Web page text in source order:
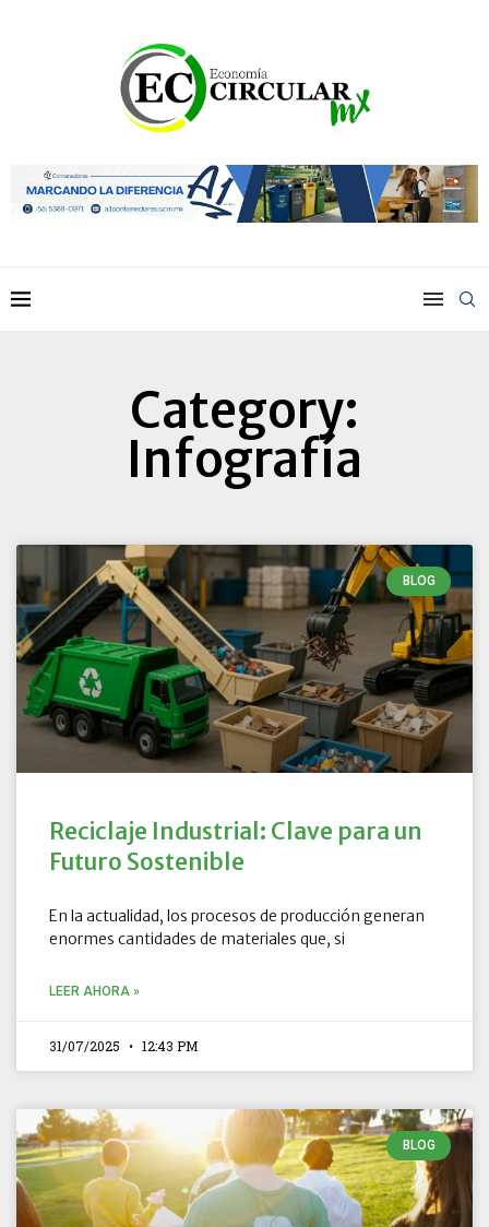
Category:
Infografía
BLOG
Reciclaje Industrial: Clave para un
Futuro Sostenible
En la actualidad, los procesos de producción generan
enormes cantidades de materiales que, si
LEER AHORA »
31/07/2025 12:43 PM
BLOG